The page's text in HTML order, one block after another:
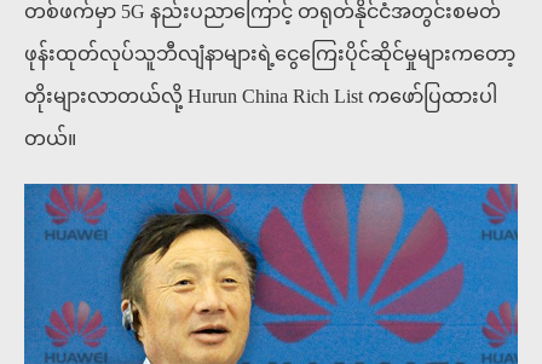
တစ်ဖက်မှာ 5G နည်းပညာကြောင့် တရုတ်နိုင်ငံအတွင်းစမတ်
ဖုန်းထုတ်လုပ်သူဘီလျံနာများရဲ့ငွေကြေးပိုင်ဆိုင်မှုများကတော့
တိုးများလာတယ်လို့ Hurun China Rich List ကဖော်ပြထားပါ
တယ်။